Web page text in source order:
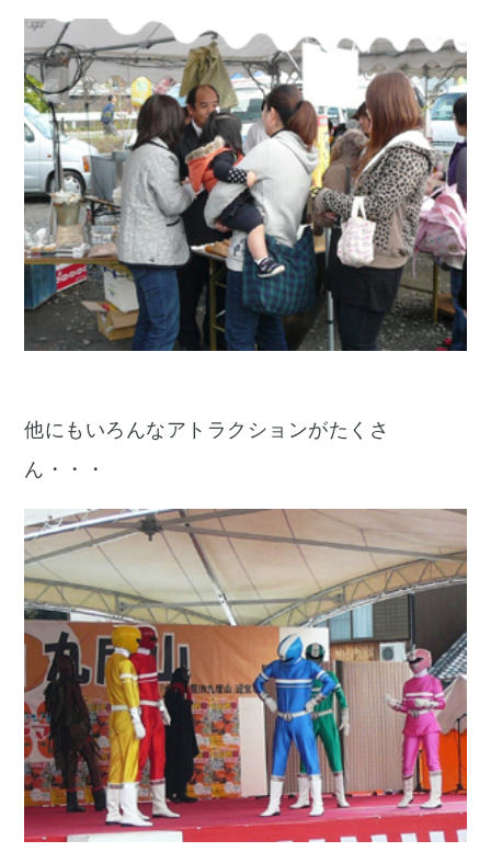
他にもいろんなアトラクションがたくさ
ん・・・